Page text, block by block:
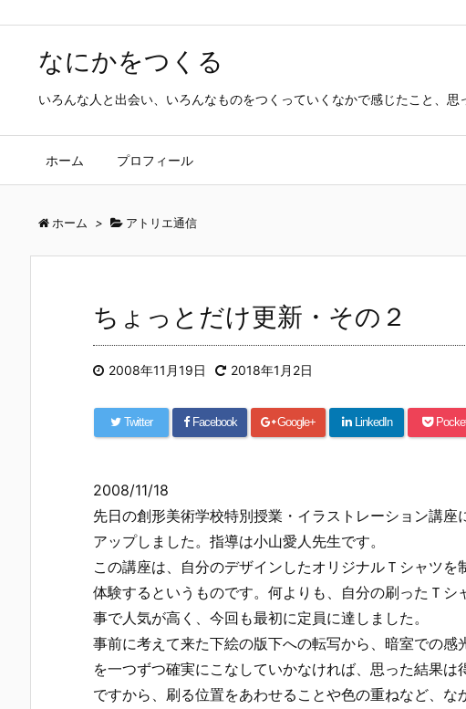
なにかをつくる
いろんな人と出会い、いろんなものをつくっていくなかで感じたこと、思
ホーム プロフィール
ホーム > アトリエ通信
ちょっとだけ更新・その２
2008年11月19日 2018年1月2日
Twitter Facebook Google+ LinkedIn
2008/11/18
先日の創形美術学校特別授業・イラストレーション講座
アップしました。指導は小山愛人先生です。
この講座は、自分のデザインしたオリジナルＴシャツ
体験するというものです。何よりも、自分の刷ったＴシ
事で人気が高く、今回も最初に定員に達しました。
事前に考えて来た下絵の版下への転写から、暗室での
を一つずつ確実にこなしていかなければ、思った結果
ですから、刷る位置をあわせることや色の重ねなど、